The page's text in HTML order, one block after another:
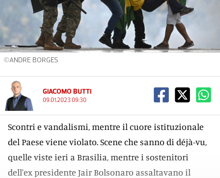
©ANDRE BORGES
GIACOMO BUTTI
09.01.2023 09:30
Scontri e vandalismi, mentre il cuore istituzionale
del Paese viene violato. Scene che sanno di déjà-vu,
quelle viste ieri a Brasilia, mentre i sostenitori
dell'ex presidente Jair Bolsonaro assaltavano il